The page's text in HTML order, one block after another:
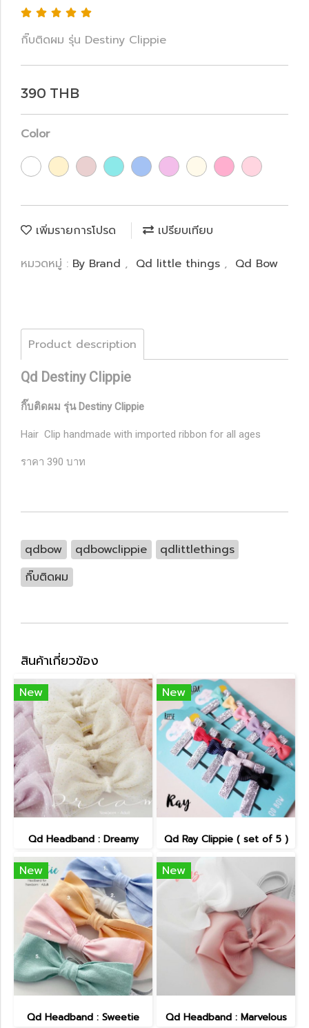
กิ๊บติดผม รุ่น Destiny Clippie
390 THB
Color
เพิ่มรายการโปรด
เปรียบเทียบ
หมวดหมู่ : By Brand , Qd little things , Qd Bow
Product description
Qd Destiny Clippie
กิ๊บติดผม รุ่น Destiny Clippie
Hair Clip handmade with imported ribbon for all ages
ราคา 390 บาท
qdbow qdbowclippie
qdlittlethings
กิ๊บติดผม
สินค้าเกี่ยวข้อง
New
Qd Headband : Dreamy
New
Qd Ray Clippie ( set of 5 )
New
Qd Headband : Sweetie
New
Qd Headband : Marvelous